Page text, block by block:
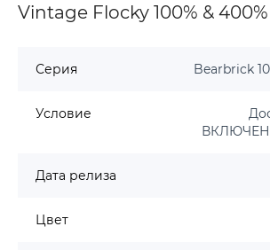
Vintage Flocky 100% &
Серия Bearbrick
Условие
Дата релиза
Цвет